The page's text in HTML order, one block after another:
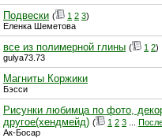
Подвески ( 1 2 3)
Еленка Шеметова
все из полимерной глины ( 1 2)
gulya73.73
Магниты Коржики
Бэсси
Рисунки любимца по фото,
другое(хендмейд) ( 1 2 3
Ак-Босар